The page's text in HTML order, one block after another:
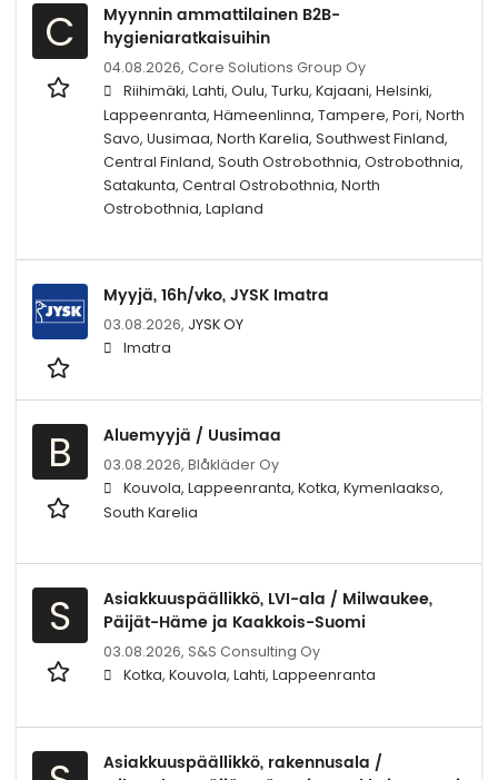
C
Myynnin ammattilainen B2B-
hygieniaratkaisuihin
04.08.2026, Core Solutions Group Oy
Riihimäki, Lahti, Oulu, Turku, Kajaani, Helsinki,
Lappeenranta, Hämeenlinna, Tampere, Pori, North
Savo, Uusimaa, North Karelia, Southwest Finland,
Central Finland, South Ostrobothnia, Ostrobothnia,
Satakunta, Central Ostrobothnia, North
Ostrobothnia, Lapland
Myyjä, 16h/vko, JYSK Imatra
03.08.2026, JYSK OY
Imatra
B Aluemyyjä / Uusimaa
03.08.2026, Blåkläder Oy
Kouvola, Lappeenranta, Kotka, Kymenlaakso,
South Karelia
S
Asiakkuuspäällikkö, LVI-ala / Milwaukee,
Päijät-Häme ja Kaakkois-Suomi
03.08.2026, S&S Consulting Oy
Kotka, Kouvola, Lahti, Lappeenranta
Asiakkuuspäällikkö, rakennusala /